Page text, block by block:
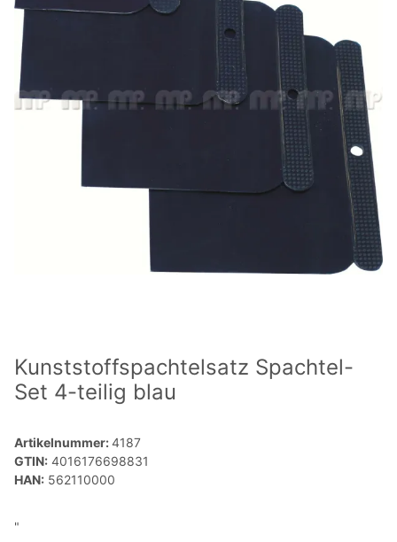
Kunststoffspachtelsatz Spachtel-
Set 4-teilig blau
Artikelnummer:4187
GTIN: 4016176698831
HAN: 562110000
"